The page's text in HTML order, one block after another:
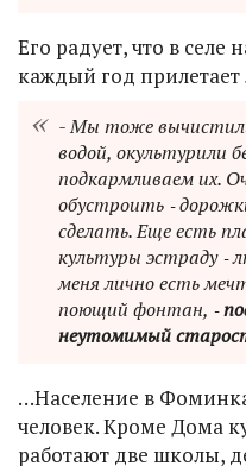
Его радует, что в селе
каждый год прилетает
- Мы тоже
водой, окультурили
подкармливаем их.
обустроить ‑
сделать. Еще есть
культуры эстраду ‑
меня лично есть
поющий фонтан, ‑
неутомимый
…Население в
человек. Кроме Дома
работают две школы,